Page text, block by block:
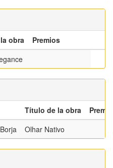
obra
Premios
Título de la obra
Olhar Nativo